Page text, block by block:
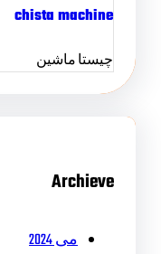
chista machine
چیستا ماشین
Archieve
می 2024